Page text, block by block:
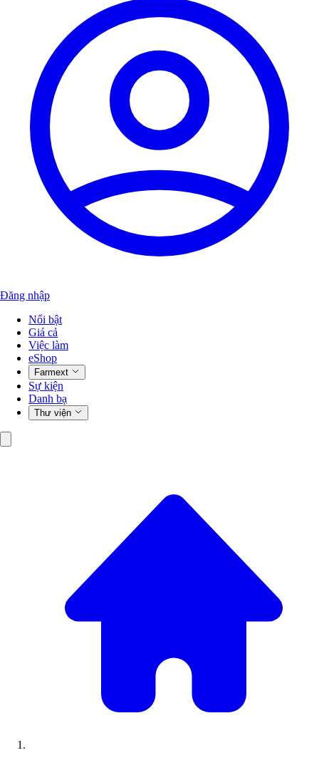
Đăng nhập
Nổi bật
Giá cả
Việc làm
eShop
Farmext
Sự kiện
Danh bạ
Thư viện